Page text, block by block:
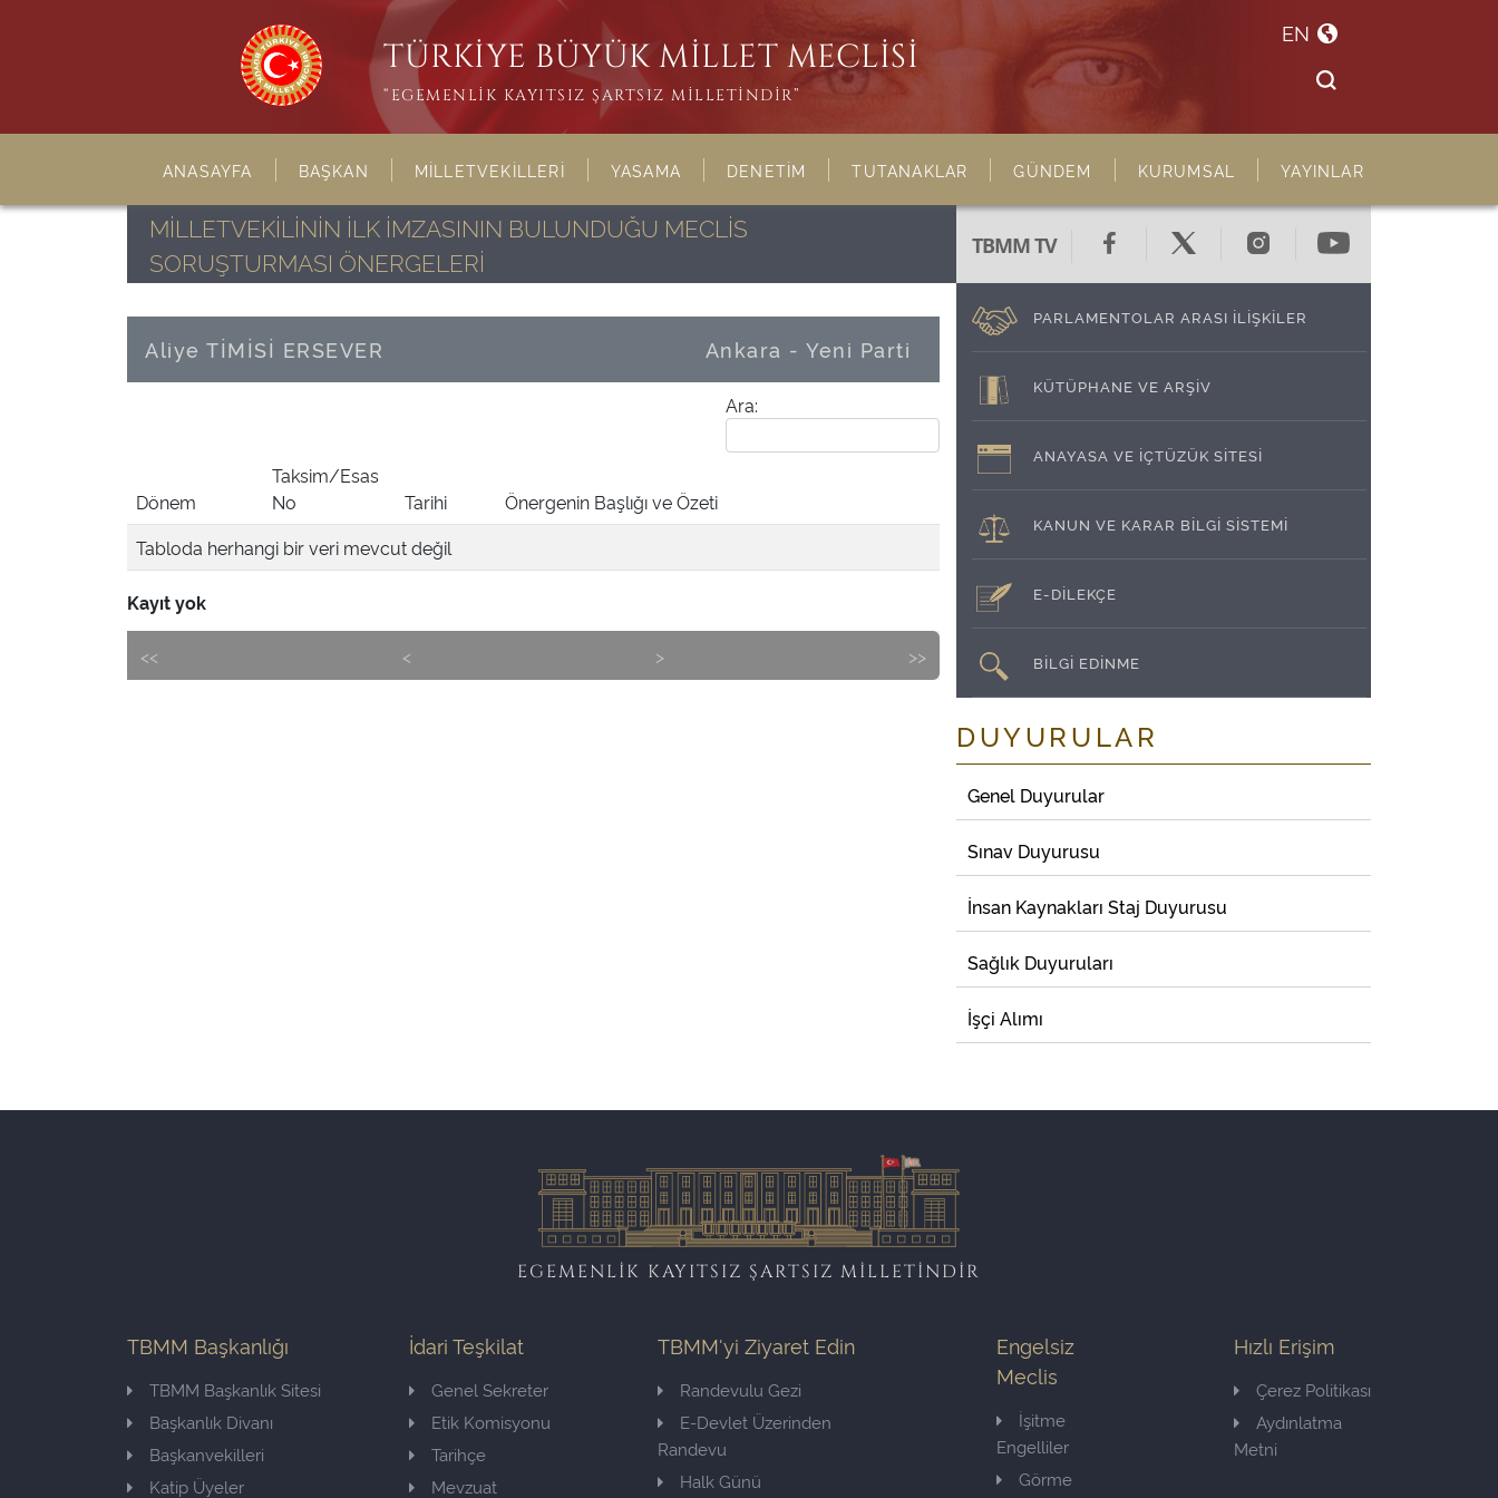
TÜRKİYE BÜYÜK MİLLET MECLİSİ
“EGEMENLİK KAYITSIZ ŞARTSIZ MİLLETİNDİR”
EN
ANASAYFA BAŞKAN MİLLETVEKİLLERİ YASAMA DENETİM TUTANAKLAR GÜNDEM KURUMSAL YAYINLAR
MİLLETVEKİLİNİN İLK İMZASININ BULUNDUĞU MECLİS
SORUŞTURMASI ÖNERGELERİ
Aliye TİMİSİ ERSEVER Ankara - Yeni Parti
Ara:
Dönem
Taksim/Esas
No
Tarihi
Önergenin Başlığı ve Özeti
Tabloda herhangi bir veri mevcut değil
Kayıt yok
<< < > >>
TBMM TV
PARLAMENTOLAR ARASI İLİŞKİLER
KÜTÜPHANE VE ARŞİV
ANAYASA VE İÇTÜZÜK SİTESİ
KANUN VE KARAR BİLGİ SİSTEMİ
E-DİLEKÇE
BİLGİ EDİNME
DUYURULAR
Genel Duyurular
Sınav Duyurusu
İnsan Kaynakları Staj Duyurusu
Sağlık Duyuruları
İşçi Alımı
EGEMENLİK KAYITSIZ ŞARTSIZ MİLLETİNDİR
TBMM Başkanlığı
TBMM Başkanlık Sitesi
Başkanlık Divanı
Başkanvekilleri
Katip Üyeler
İdari Teşkilat
Genel Sekreter
Etik Komisyonu
Tarihçe
Mevzuat
TBMM'yi Ziyaret Edin
Randevulu Gezi
E-Devlet Üzerinden
Randevu
Halk Günü
Engelsiz
Meclis
İşitme
Engelliler
Görme
Hızlı Erişim
Çerez Politikası
Aydınlatma
Metni